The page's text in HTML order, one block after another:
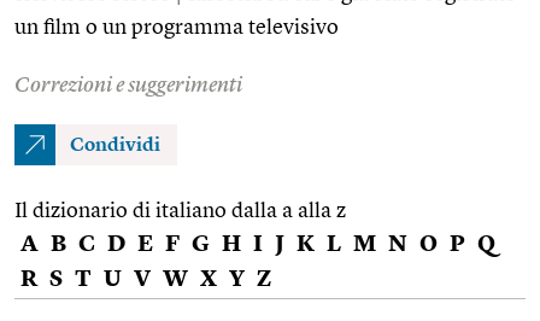
un film o un programma televisivo
Correzioni e suggerimenti
Condividi
Il dizionario di italiano dalla a alla z
A B C D E F G H I J K L M N O P Q
R S T U V W X Y Z